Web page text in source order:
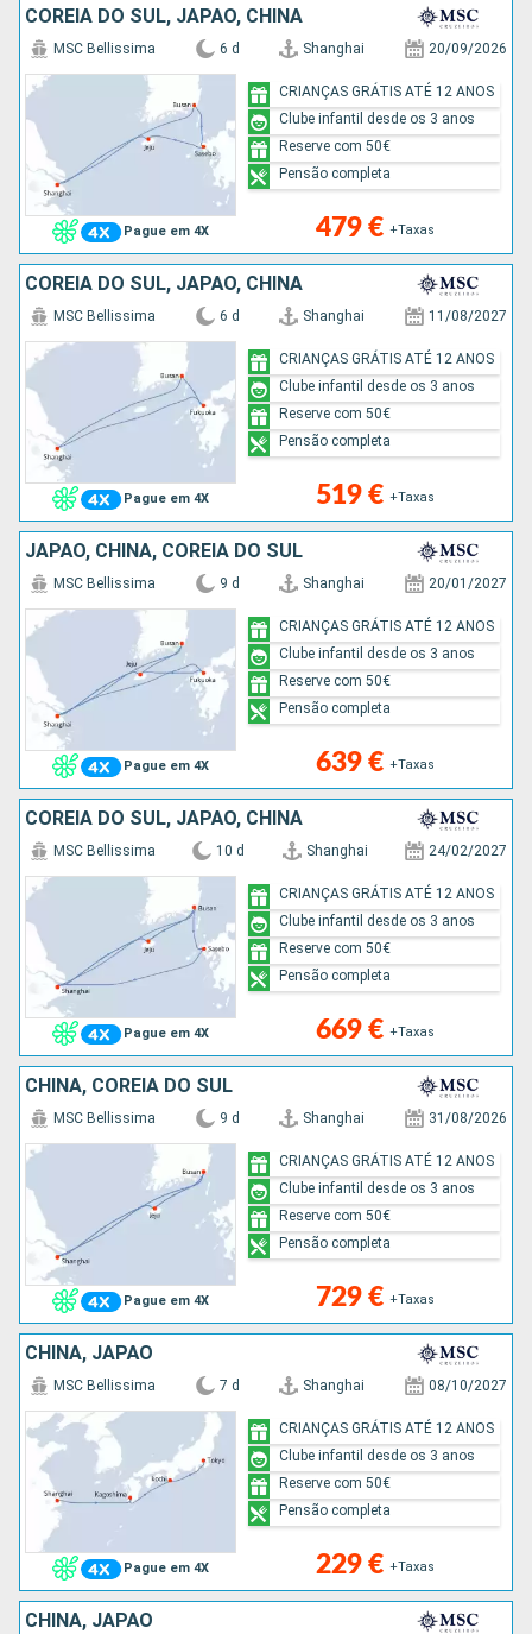
COREIA DO SUL, JAPÃO, CHINA
Pague em 4X
MSC Bellissima 6 d Shanghai 20/09/2026
479 € +Taxas
CRIANÇAS GRÁTIS ATÉ 12 ANOS
Clube infantil desde os 3 anos
Reserve com 50€
Pensão completa
COREIA DO SUL, JAPÃO, CHINA
Pague em 4X
MSC Bellissima 6 d Shanghai 11/08/2027
519 € +Taxas
CRIANÇAS GRÁTIS ATÉ 12 ANOS
Clube infantil desde os 3 anos
Reserve com 50€
Pensão completa
JAPÃO, CHINA, COREIA DO SUL
Pague em 4X
MSC Bellissima 9 d Shanghai 20/01/2027
639 € +Taxas
CRIANÇAS GRÁTIS ATÉ 12 ANOS
Clube infantil desde os 3 anos
Reserve com 50€
Pensão completa
COREIA DO SUL, JAPÃO, CHINA
Pague em 4X
MSC Bellissima 10 d Shanghai 24/02/2027
669 € +Taxas
CRIANÇAS GRÁTIS ATÉ 12 ANOS
Clube infantil desde os 3 anos
Reserve com 50€
Pensão completa
CHINA, COREIA DO SUL
Pague em 4X
MSC Bellissima 9 d Shanghai 31/08/2026
729 € +Taxas
CRIANÇAS GRÁTIS ATÉ 12 ANOS
Clube infantil desde os 3 anos
Reserve com 50€
Pensão completa
CHINA, JAPÃO
Pague em 4X
MSC Bellissima 7 d Shanghai 08/10/2027
229 € +Taxas
CRIANÇAS GRÁTIS ATÉ 12 ANOS
Clube infantil desde os 3 anos
Reserve com 50€
Pensão completa
CHINA, JAPÃO